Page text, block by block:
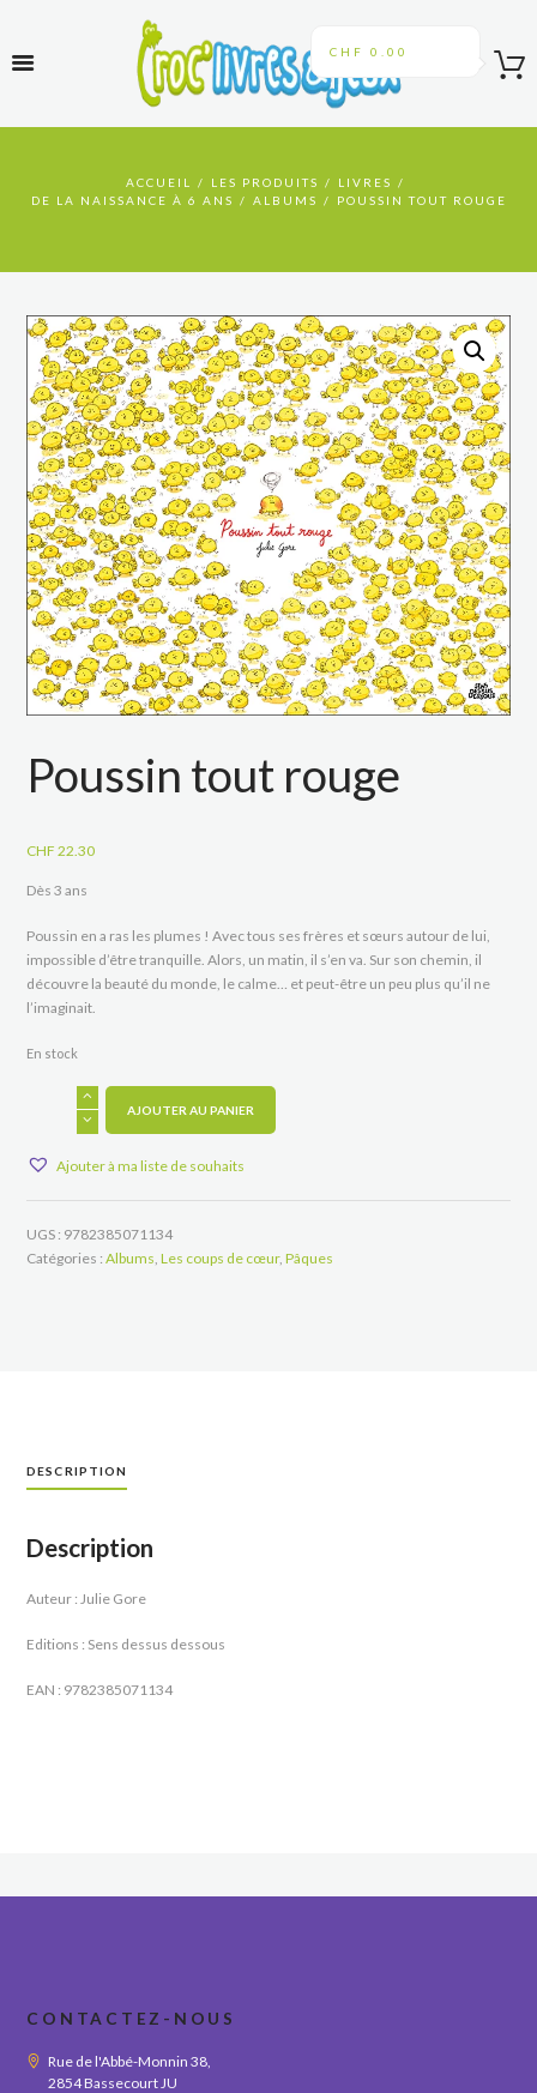
CHF 0.00
ACCUEIL LES PRODUITS
LIVRES
DE LA NAISSANCE À 6 ANS
ALBUMS POUSSIN TOUT ROUGE
Poussin tout rouge
CHF 22.30
Dès 3 ans
Poussin en a ras les plumes ! Avec tous ses frères et sœurs autour de lui,
impossible d’être tranquille. Alors, un matin, il s’en va. Sur son chemin, il
découvre la beauté du monde, le calme… et peut-être un peu plus qu’il ne
l’imaginait.
En stock
rouge
AJOUTER AU PANIER
Ajouter à ma liste de souhaits
UGS : 9782385071134
Catégories :Albums ,Les coups de cœur,Pâques
DESCRIPTION
Description
Auteur : Julie Gore
Editions : Sens dessus dessous
EAN : 9782385071134
CONTACTEZ-NOUS
Rue de l'Abbé-Monnin 38,
2854 Bassecourt JU